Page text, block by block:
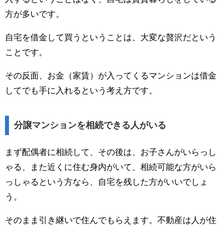
方が多いです。
自宅を借金して買うということは、大変な贅沢だという
ことです。
その反面、お金（家賃）が入ってくるマンションは借金
してでも手に入れるという考え方です。
分譲マンションを相続できる人がいる
まず配偶者に相続して、その後は、お子さんがいらっし
ゃる、また近くに住む身内がいて、相続可能な方がいら
っしゃるという方なら、自宅を残した方がいいでしょ
う。
そのまま引き継いで住んでもらえます。不動産は人が住